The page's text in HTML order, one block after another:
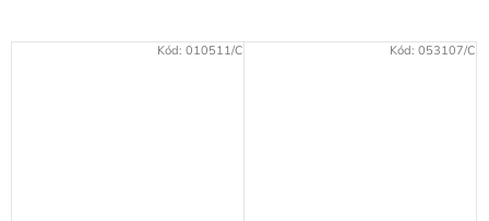
Kód: 010511/C Kód: 053107/C